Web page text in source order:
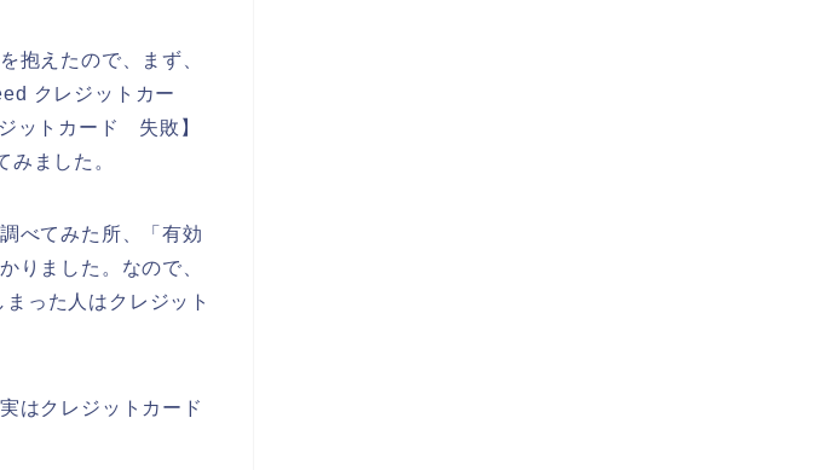
抱えたので、まず、
クレジットカー
ットカード 失敗】
ました。
べてみた所、「有効
りました。なので、
った人はクレジット
はクレジットカード